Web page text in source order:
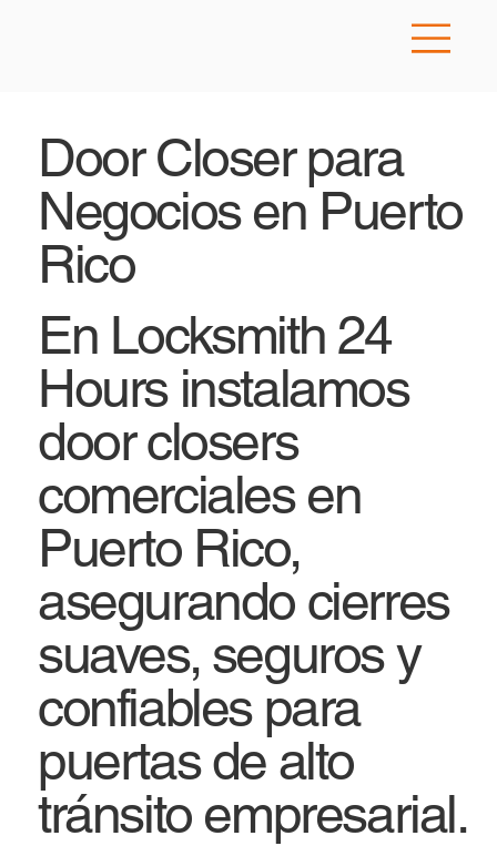
Door Closer para
Negocios en Puerto
Rico
En Locksmith 24
Hours instalamos
door closers
comerciales en
Puerto Rico,
asegurando cierres
suaves, seguros y
confiables para
puertas de alto
tránsito empresarial.